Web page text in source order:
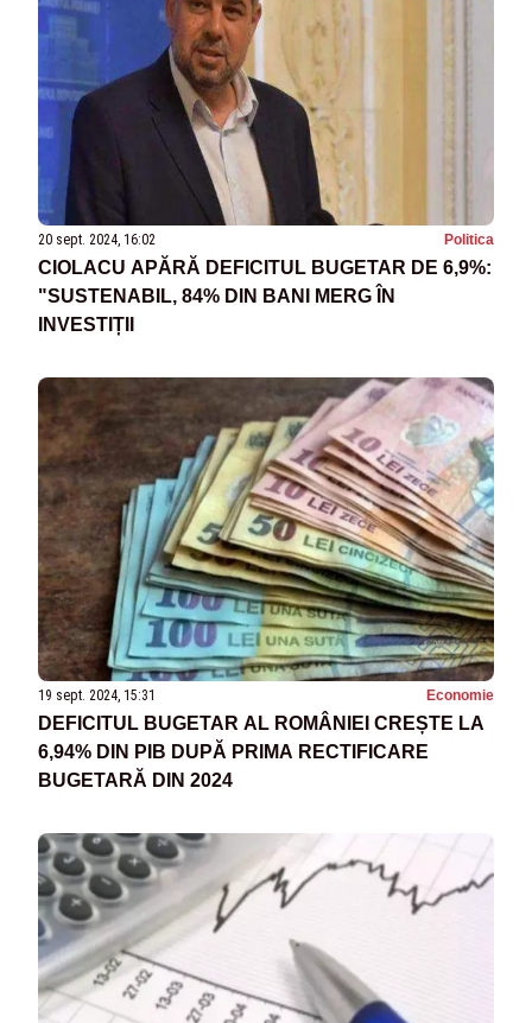
20 sept. 2024, 16:02 Politica
CIOLACU APĂRĂ DEFICITUL BUGETAR DE 6,9%:
"SUSTENABIL, 84% DIN BANI MERG ÎN
INVESTIȚII
19 sept. 2024, 15:31 Economie
DEFICITUL BUGETAR AL ROMÂNIEI CREȘTE LA
6,94% DIN PIB DUPĂ PRIMA RECTIFICARE
BUGETARĂ DIN 2024